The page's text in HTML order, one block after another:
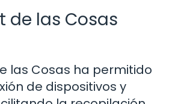
de las Cosas
las Cosas ha permitido
de dispositivos y